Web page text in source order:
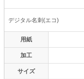
デジタル名刺(エコ)
用紙
加工
サイズ